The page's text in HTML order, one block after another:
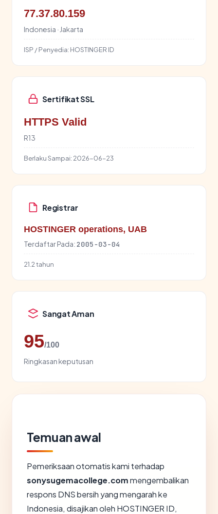
77.37.80.159
Indonesia · Jakarta
ISP / Penyedia: HOSTINGER ID
Sertifikat SSL
HTTPS Valid
R13
Berlaku Sampai: 2026-06-23
Registrar
HOSTINGER operations, UAB
Terdaftar Pada: 2005-03-04
21.2 tahun
Sangat Aman
95/100
Ringkasan keputusan
Temuan awal
Pemeriksaan otomatis kami terhadap
sonysugemacollege.commengembalikan
respons DNS bersih yang mengarah ke
Indonesia, disajikan oleh HOSTINGER ID,